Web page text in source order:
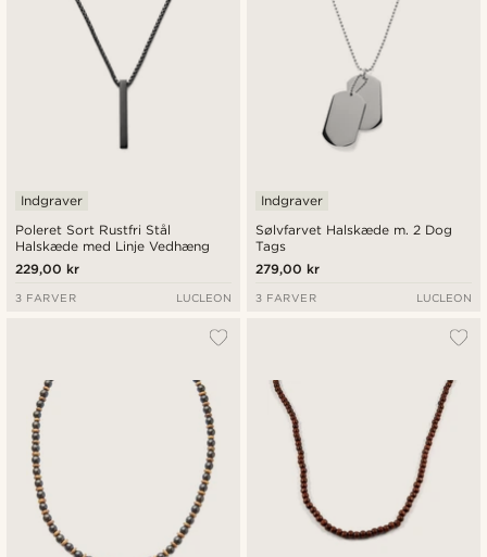
Poleret Sort Rustfri Stål
Halskæde med Linje Vedhæng
Indgraver
229,00 kr
3 FARVER LUCLEON
Sølvfarvet Halskæde m. 2 Dog
Tags
Indgraver
279,00 kr
3 FARVER LUCLEON